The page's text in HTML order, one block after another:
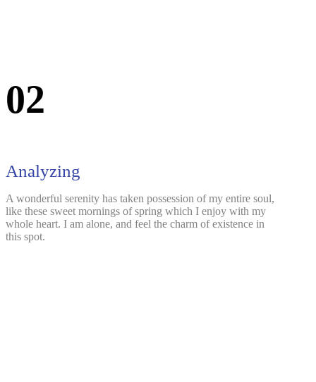
02
Analyzing
A wonderful serenity has taken possession of my entire soul,
like these sweet mornings of spring which I enjoy with my
whole heart. I am alone, and feel the charm of existence in
this spot.